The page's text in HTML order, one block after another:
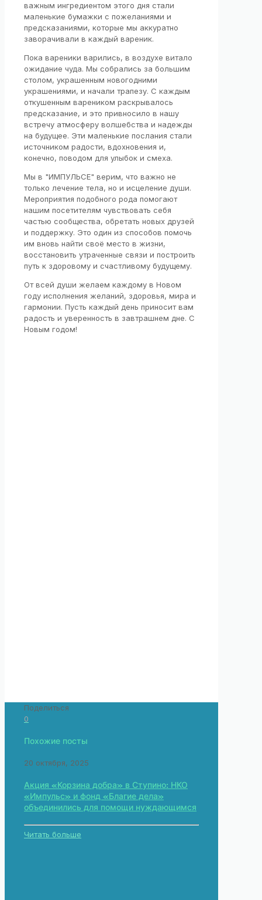
важным ингредиентом этого дня стали
маленькие бумажки с пожеланиями и
предсказаниями, которые мы аккуратно
заворачивали в каждый вареник.
Пока вареники варились, в воздухе витало
ожидание чуда. Мы собрались за большим
столом, украшенным новогодними
украшениями, и начали трапезу. С каждым
откушенным вареником раскрывалось
предсказание, и это привносило в нашу
встречу атмосферу волшебства и надежды
на будущее. Эти маленькие послания стали
источником радости, вдохновения и,
конечно, поводом для улыбок и смеха.
Мы в "ИМПУЛЬСЕ" верим, что важно не
только лечение тела, но и исцеление души.
Мероприятия подобного рода помогают
нашим посетителям чувствовать себя
частью сообщества, обретать новых друзей
и поддержку. Это один из способов помочь
им вновь найти своё место в жизни,
восстановить утраченные связи и построить
путь к здоровому и счастливому будущему.
От всей души желаем каждому в Новом
году исполнения желаний, здоровья, мира и
гармонии. Пусть каждый день приносит вам
радость и уверенность в завтрашнем дне. С
Новым годом!
Поделиться
0
Похожие посты
20 октября, 2025
Акция «Корзина добра» в Ступино: НКО
«Импульс» и фонд «Благие дела»
объединились для помощи нуждающимся
Читать больше